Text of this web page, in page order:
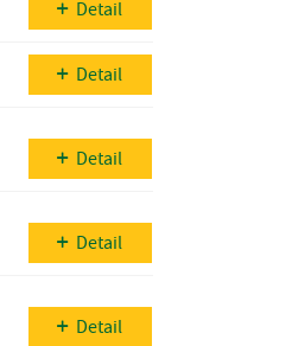
Detail
Detail
Detail
Detail
Detail